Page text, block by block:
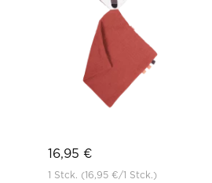
16,95 €
1 Stck. (16,95 €/1 Stck.)